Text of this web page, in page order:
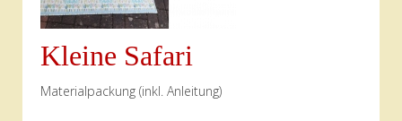
Kleine Safari
Materialpackung (inkl. Anleitung)